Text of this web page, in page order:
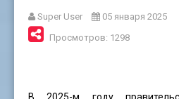
Super User
05 января 2025
Просмотров: 1298